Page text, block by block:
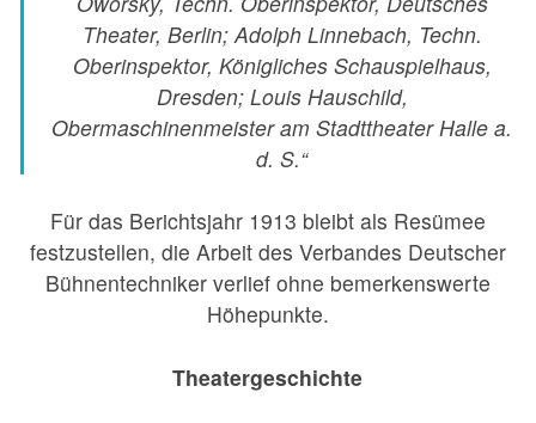
Theater, Berlin; Adolph Linnebach, Techn.
Oberinspektor, Königliches Schauspielhaus,
Dresden; Louis Hauschild,
Obermaschinenmeister am Stadttheater Halle a.
d. S.“
Für das Berichtsjahr 1913 bleibt als Resümee
festzustellen, die Arbeit des Verbandes Deutscher
Bühnentechniker verlief ohne bemerkenswerte
Höhepunkte.
Theatergeschichte